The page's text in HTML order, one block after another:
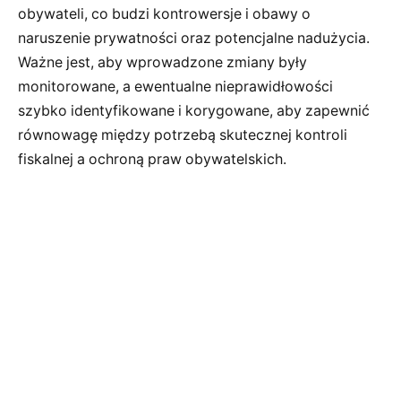
obywateli, co budzi kontrowersje i obawy o
naruszenie prywatności oraz potencjalne nadużycia.
Ważne jest, aby wprowadzone zmiany były
monitorowane, a ewentualne nieprawidłowości
szybko identyfikowane i korygowane, aby zapewnić
równowagę między potrzebą skutecznej kontroli
fiskalnej a ochroną praw obywatelskich.